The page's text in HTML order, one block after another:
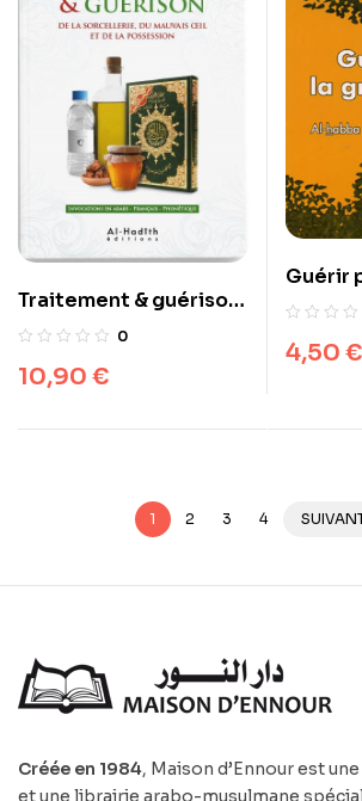
Traitement & guérison
de la sorcellerie
0
10,90 €
Guérir
nigelle
4,50 €
1 2 3 4
Créée en 1984, Maison d’Ennour est
et une librairie arabo-musulmane